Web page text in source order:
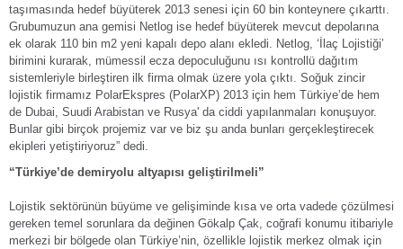
taşımasında hedef büyüterek 2013 senesi için 60 bin konteynere çıkarttı.
Grubumuzun ana gemisi Netlog ise hedef büyüterek mevcut depolarına
ek olarak 110 bin m2 yeni kapalı depo alanı ekledi. Netlog, ‘İlaç Lojistiği’
birimini kurarak, mümessil ecza depoculuğunu ısı kontrollü dağıtım
sistemleriyle birleştiren ilk firma olmak üzere yola çıktı. Soğuk zincir
lojistik firmamız PolarEkspres (PolarXP) 2013 için hem Türkiye’de hem
de Dubai, Suudi Arabistan ve Rusya' da ciddi yapılanmaları konuşuyor.
Bunlar gibi birçok projemiz var ve biz şu anda bunları gerçekleştirecek
ekipleri yetiştiriyoruz” dedi.
“Türkiye’de demiryolu altyapısı geliştirilmeli”
Lojistik sektörünün büyüme ve gelişiminde kısa ve orta vadede çözülmesi
gereken temel sorunlara da değinen Gökalp Çak, coğrafi konumu itibariyle
merkezi bir bölgede olan Türkiye’nin, özellikle lojistik merkez olmak için